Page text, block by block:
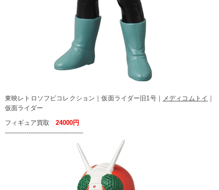
東映レトロソフビコレクション｜仮面ライダー旧1号｜ メディコムトイ ｜
仮面ライダー
フィギュア買取 24000円
----------------------------------------